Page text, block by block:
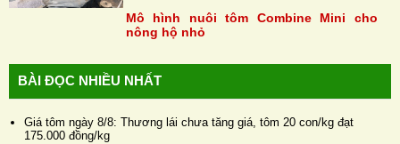
Mô hình nuôi tôm Combine Mini cho
nông hộ nhỏ
BÀI ĐỌC NHIỀU NHẤT
Giá tôm ngày 8/8: Thương lái chưa tăng giá, tôm 20 con/kg đạt
175.000 đồng/kg